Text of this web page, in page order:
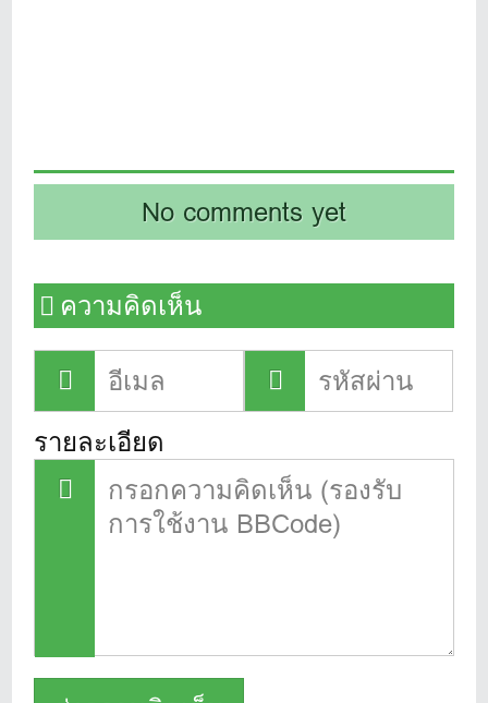
No comments yet
ความคิดเห็น
รายละเอียด